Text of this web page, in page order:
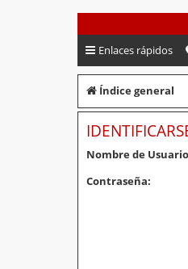
Enlaces rápidos
Índice general
Nombre de
Contraseña: